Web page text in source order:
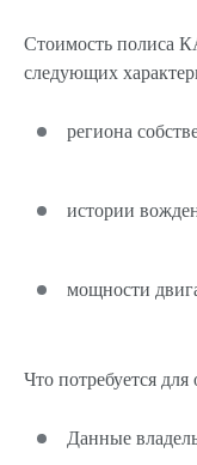
Стоимость полиса
следующих
региона
истории
мощности
Что потребуется
Данные